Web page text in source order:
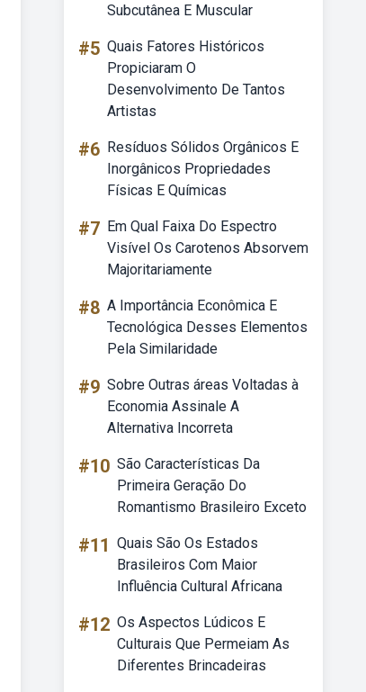
Subcutânea E Muscular
#5 Quais Fatores Históricos
Propiciaram O
Desenvolvimento De Tantos
Artistas
#6 Resíduos Sólidos Orgânicos E
Inorgânicos Propriedades
Físicas E Químicas
#7 Em Qual Faixa Do Espectro
Visível Os Carotenos Absorvem
Majoritariamente
#8 A Importância Econômica E
Tecnológica Desses Elementos
Pela Similaridade
#9 Sobre Outras áreas Voltadas à
Economia Assinale A
Alternativa Incorreta
#10 São Características Da
Primeira Geração Do
Romantismo Brasileiro Exceto
#11 Quais São Os Estados
Brasileiros Com Maior
Influência Cultural Africana
#12 Os Aspectos Lúdicos E
Culturais Que Permeiam As
Diferentes Brincadeiras